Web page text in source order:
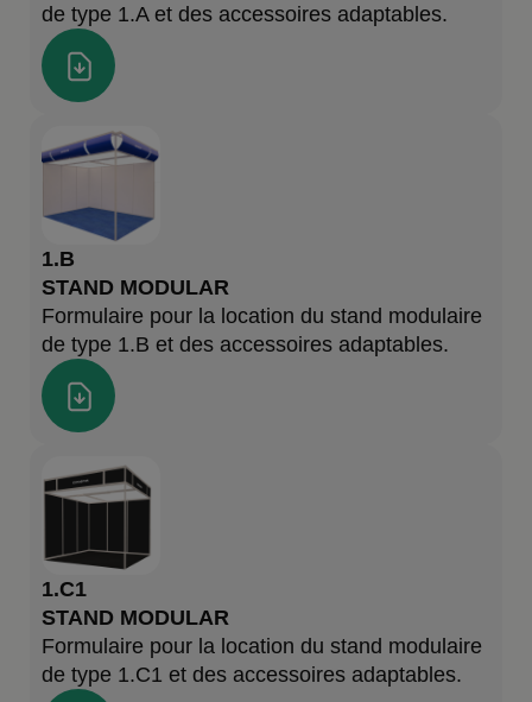
de type 1.A et des accessoires adaptables.
1.B
STAND MODULAR
Formulaire pour la location du stand modulaire
de type 1.B et des accessoires adaptables.
1.C1
STAND MODULAR
Formulaire pour la location du stand modulaire
de type 1.C1 et des accessoires adaptables.